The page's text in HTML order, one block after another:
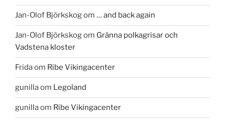
Jan-Olof Björkskogom … and back again
Jan-Olof Björkskogom Gränna polkagrisar och
Vadstena kloster
Fridaom Ribe Vikingacenter
gunillaom Legoland
gunillaom Ribe Vikingacenter